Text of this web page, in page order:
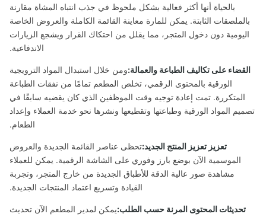
بالحياة أنها أكثر فعالية بشكل ملحوظ في جذب انتباه المشاة مقارنة
الثابتة. يمكن للمارة معاينة القائمة الكاملة والعروض الخاصة
دون دخول المتجر، مما يقلل من احتكاك القرار ويشجع الزيارات
الاندفاعية.
على تكاليف الطباعة والعمالة:ومن خلال استبدال المواد الترويجية
الورقية بالمحتوى الرقمي، تخلص المطعم تمامًا من نفقات الطباعة
المتكررة. تمت إعادة توجيه وقت الموظفين الذي كان يقضيه سابقًا في
المواد الورقية وطباعتها وتقطيعها ونشرها نحو خدمة العملاء وإعداد
الطعام.
تعزيز تعزيز المنتج الجديد:تحظى عناصر القائمة الجديدة والعروض
الموسمية الآن بوضع بارز وفوري على الشاشة الرقمية. يمكن للعملاء
مشاهدة صور عالية الدقة للأطباق الجديدة من خارج المتجر، وتجربة
القيادة وتسريع اعتماد المنتجات الجديدة.
تحديثات المحتوى المرنة حسب الطلب:يمكن لمدير المطعم الآن تحديث